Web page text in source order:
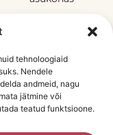
tehnoloogiaid
Nendele
andmeid, nagu
jätmine või
teatud funktsioone.